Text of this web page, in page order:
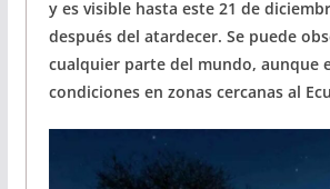
y es visible hasta este 21 de
después del atardecer. Se puede
cualquier parte del mundo, aunque
condiciones en zonas cercanas al